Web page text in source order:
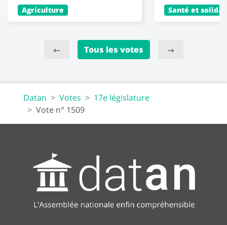
Agriculture Santé et
Tous les votes
Datan Votes
17e législature
Vote n° 1509